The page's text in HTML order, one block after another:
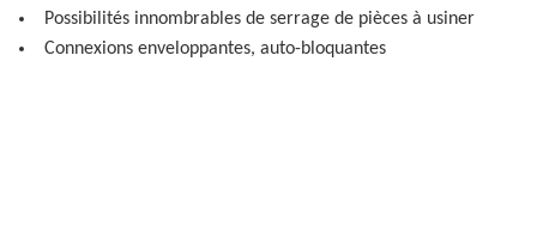
Possibilités innombrables de serrage de pièces à usiner
Connexions enveloppantes, auto-bloquantes